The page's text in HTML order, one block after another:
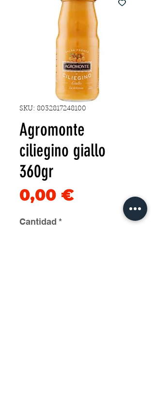
SKU: 8032817248100
Agromonte
ciliegino giallo
360gr
0,00 €Precio
Cantidad *